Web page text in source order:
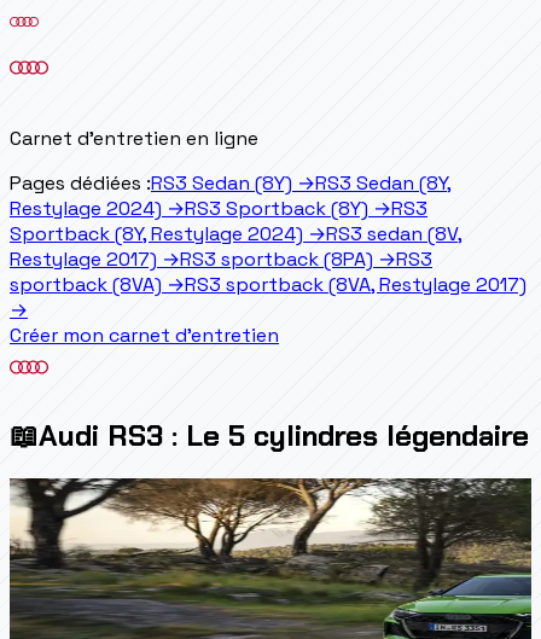
Carnet d'entretien en ligne
Pages dédiées :RS3 Sedan (8Y) →RS3 Sedan (8Y,
Restylage 2024) →RS3 Sportback (8Y) →RS3
Sportback (8Y, Restylage 2024) →RS3 sedan (8V,
Restylage 2017) →RS3 sportback (8PA) →RS3
sportback (8VA) →RS3 sportback (8VA, Restylage 2017)
→
Créer mon carnet d'entretien
📖Audi RS3 : Le 5 cylindres légendaire